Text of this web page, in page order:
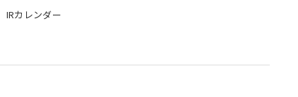
IRカレンダー